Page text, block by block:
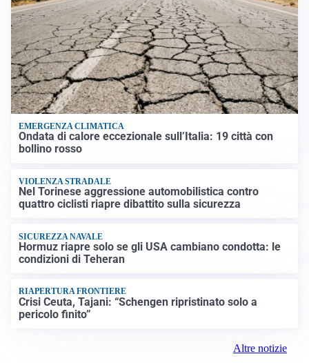
EMERGENZA CLIMATICA
Ondata di calore eccezionale sull’Italia: 19 città con
bollino rosso
VIOLENZA STRADALE
Nel Torinese aggressione automobilistica contro
quattro ciclisti riapre dibattito sulla sicurezza
SICUREZZA NAVALE
Hormuz riapre solo se gli USA cambiano condotta: le
condizioni di Teheran
RIAPERTURA FRONTIERE
Crisi Ceuta, Tajani: “Schengen ripristinato solo a
pericolo finito”
Altre notizie